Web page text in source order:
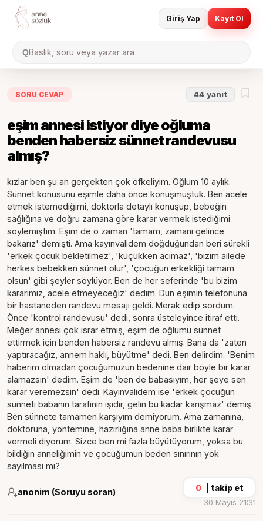
QBaslik, soru veya yazar ara
Giriş Yap Kayıt Ol
SORU CEVAP 44 yanıt
eşim annesi istiyor diye oğluma
benden habersiz sünnet randevusu
almış?
kızlar ben şu an gerçekten çok öfkeliyim. Oğlum 10 aylık.
Sünnet konusunu eşimle daha önce konuşmuştuk. Ben acele
etmek istemediğimi, doktorla detaylı konuşup, bebeğin
sağlığına ve doğru zamana göre karar vermek istediğimi
söylemiştim. Eşim de o zaman 'tamam, zamanı gelince
bakarız' demişti. Ama kayınvalidem doğduğundan beri sürekli
'erkek çocuk bekletilmez', 'küçükken acımaz', 'bizim ailede
herkes bebekken sünnet olur', 'çocuğun erkekliği tamam
olsun' gibi şeyler söylüyor. Ben de her seferinde 'bu bizim
kararımız, acele etmeyeceğiz' dedim. Dün eşimin telefonuna
bir hastaneden randevu mesajı geldi. Merak edip sordum.
Önce 'kontrol randevusu' dedi, sonra üsteleyince itiraf etti.
Meğer annesi çok ısrar etmiş, eşim de oğlumu sünnet
ettirmek için benden habersiz randevu almış. Bana da 'zaten
yaptıracağız, annem haklı, büyütme' dedi. Ben delirdim. 'Benim
haberim olmadan çocuğumuzun bedenine dair böyle bir karar
alamazsın' dedim. Eşim de 'ben de babasıyım, her şeye sen
karar veremezsin' dedi. Kayınvalidem ise 'erkek çocuğun
sünneti babanın tarafının işidir, gelin bu kadar karışmaz' demiş.
Ben sünnete tamamen karşıyım demiyorum. Ama zamanına,
doktoruna, yöntemine, hazırlığına anne baba birlikte karar
vermeli diyorum. Sizce ben mi fazla büyütüyorum, yoksa bu
bildiğin anneliğimin ve çocuğumun beden sınırının yok
sayılması mı?
anonim (Soruyu soran) 0 takip et
30 Mayıs 21:31